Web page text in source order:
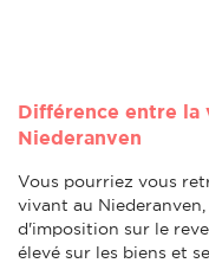
Différence entre la
Niederanven
Vous pourriez vous
vivant au
d'imposition sur le
élevé sur les biens et